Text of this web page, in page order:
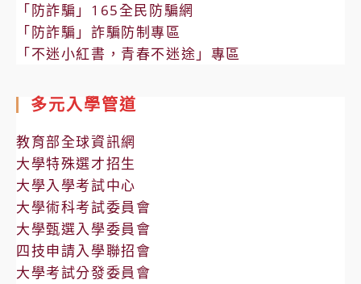
「防詐騙」165全民防騙網
「防詐騙」詐騙防制專區
「不迷小紅書，青春不迷途」專區
多元入學管道
教育部全球資訊網
大學特殊選才招生
大學入學考試中心
大學術科考試委員會
大學甄選入學委員會
四技申請入學聯招會
大學考試分發委員會